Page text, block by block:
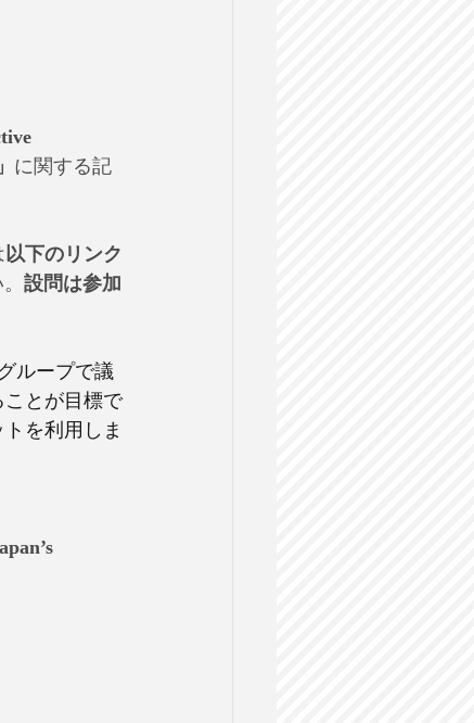
に関する記
以下のリンク
設問は参加
ループで議
とが目標で
を利用しま